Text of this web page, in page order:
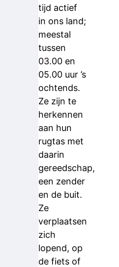
tijd actief
in ons land;
meestal
tussen
03.00 en
05.00 uur ’s
ochtends.
Ze zijn te
herkennen
aan hun
rugtas met
daarin
gereedschap,
een zender
en de buit.
Ze
verplaatsen
zich
lopend, op
de fiets of